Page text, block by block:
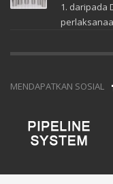
1. daripada
MENDAPATKAN SOSIAL